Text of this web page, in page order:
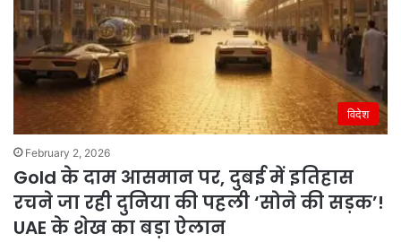
विदेश
February 2, 2026
Gold के दाम आसमान पर, दुबई में इतिहास
रचने जा रही दुनिया की पहली ‘सोने की सड़क’!
UAE के शेख का बड़ा ऐलान